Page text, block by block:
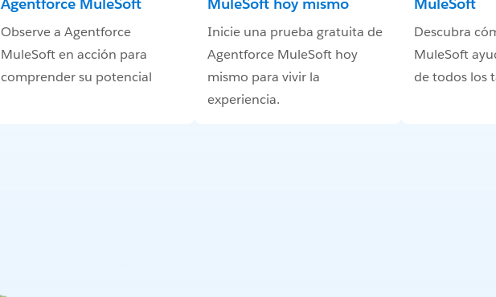
Agentforce MuleSoft
Observe a Agentforce
MuleSoft en acción para
comprender su potencial
MuleSoft hoy mismo
Inicie una prueba gratuita de
Agentforce MuleSoft hoy
mismo para vivir la
experiencia.
MuleSoft
Descubra
MuleSoft
de todos los